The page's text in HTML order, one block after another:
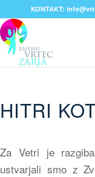
KONTAKT:
HITRI
Za Vetri je
ustvarjali smo z